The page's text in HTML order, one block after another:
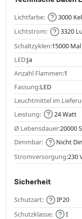
Lichtfarbe:
3000
Lichtstrom:
3320
Schaltzyklen:15000 Mal
LED:Ja
Anzahl Flammen:1
Fassung:LED
Leuchtmittel im
Leistung:
24 Watt
Ø Lebensdauer:20000
Dimmbar:
Nicht
Stromversorgung:230
Sicherheit
Schutzart:
IP20
Schutzklasse:
I